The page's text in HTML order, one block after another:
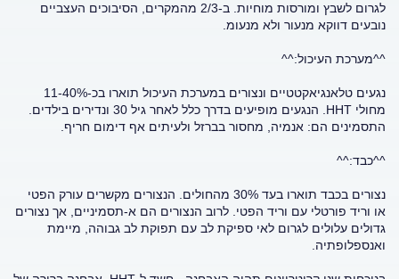
לגרום לשבץ ומורסות מוחיות. ב-2/3 מהמקרים, הסיבוכים העצביים
נובעים דווקא מנעור ולא מנעומ.
^^מערכת העיכול:^^
נגעים טלאנגיאקטטיים ונצורים במערכת העיכול תוארו בכ-11-40%
מחולי HHT. הנגעים מופיעים בדרך כלל לאחר גיל 30 ונדירים בילדים.
התסמינים הם: אנמיה, מחסור בברזל ולעיתים אף דימום חריף.
^^כבד:^^
נצורים בכבד תוארו בעד 30% מהחולים. הנצורים מקשרים עורק הפטי
או וריד פורטלי עם וריד הפטי. לרוב הנצורים הם א-תסמיניים, אך נצורים
גדולים עלולים לגרום לאי ספיקת לב עם תפוקת לב גבוהה, מיימת
ואנספלופתיה.